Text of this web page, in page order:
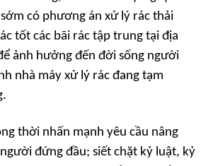
có phương án xử lý rác thải
tốt các bãi rác tập trung tại địa
ảnh hưởng đến đời sống người
nhà máy xử lý rác đang tạm
thời nhấn mạnh yêu cầu nâng
đứng đầu; siết chặt kỷ luật, kỷ